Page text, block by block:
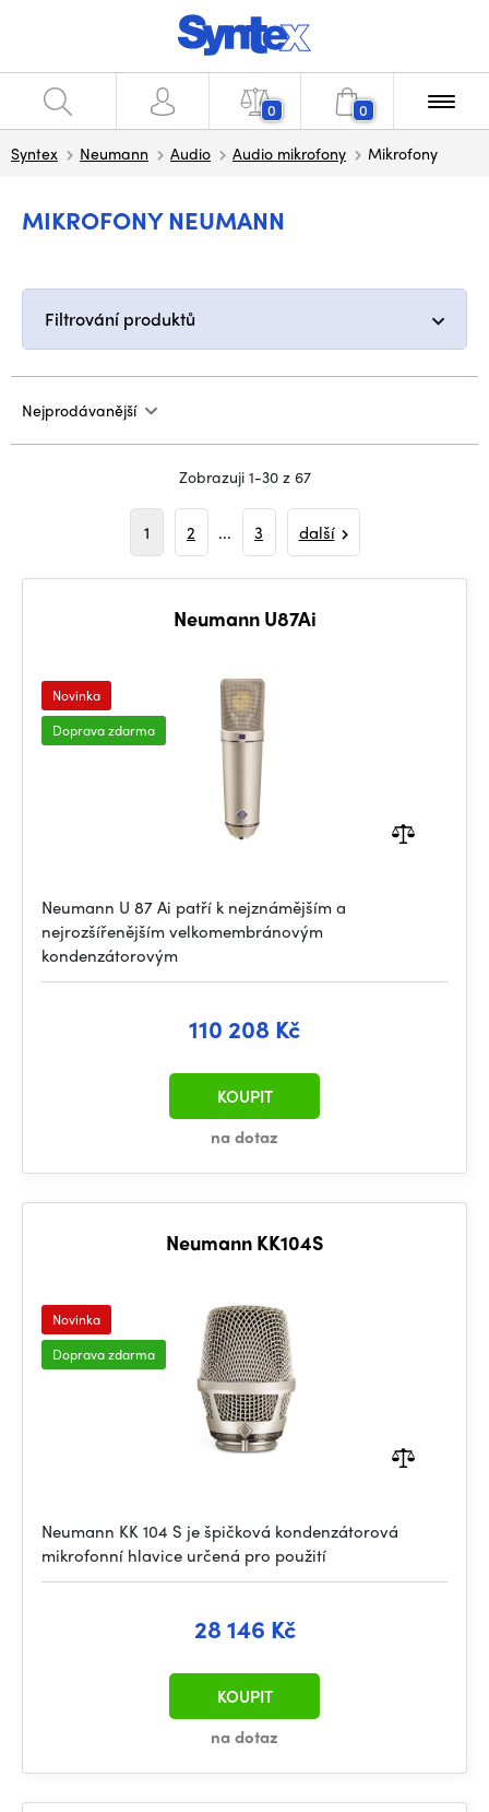
0 0
Syntex Neumann Audio Audio mikrofony Mikrofony
MIKROFONY NEUMANN
Filtrování produktů
Nejprodávanější
Zobrazuji 1-30 z 67
1 2 ... 3 další
Neumann U87Ai
Novinka
Doprava zdarma
Neumann U 87 Ai patří k nejznámějším a
nejrozšířenějším velkomembránovým
kondenzátorovým
110 208 Kč
na dotaz
KOUPIT
Neumann KK104S
Novinka
Doprava zdarma
Neumann KK 104 S je špičková kondenzátorová
mikrofonní hlavice určená pro použití
28 146 Kč
na dotaz
KOUPIT